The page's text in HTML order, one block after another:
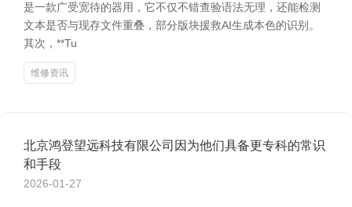
是一款广受宽待的器用，它不仅不错查验语法无理，还能检测
文本是否与现存文件重叠，部分版块援救AI生成本色的识别。
其次，**Tu
维修资讯
北京鸿登望远科技有限公司因为他们具备更专科的常识
和手段
2026-01-27